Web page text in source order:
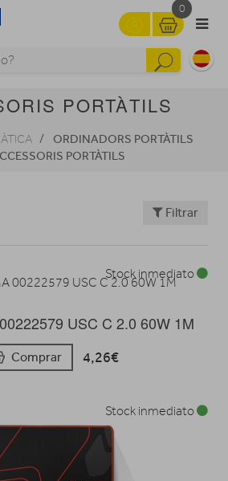
0
PORTÀTILS
ORDINADORS PORTÀTILS
PORTÀTILS
Filtrar
USC C 2.0 60W 1M
Comprar 4,26€
Stock inmediato
Stock inmediato